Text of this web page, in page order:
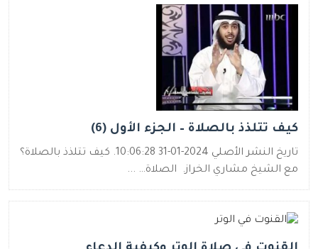
كيف تتلذذ بالصلاة – الجزء الأول (6)
تاريخ النشر الأصلي 2024-01-31 10:06:28. كيف تتلذذ بالصلاة؟
مع الشيخ مشاري الخراز. الصلاة… ...